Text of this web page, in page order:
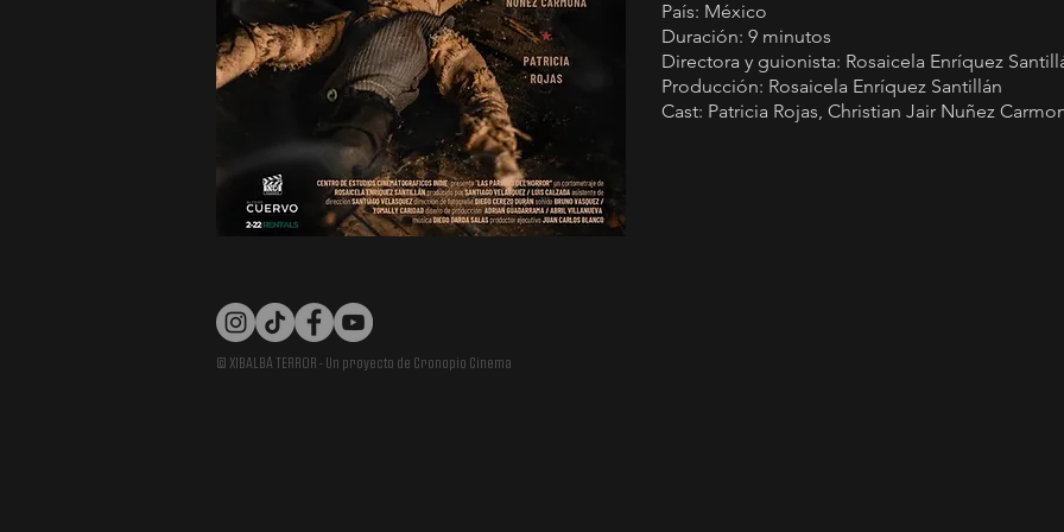
País: México
Duración: 9 minutos
Directora y guionista: Rosaicela Enríquez
Producción: Rosaicela Enríquez Santillán
Cast: Patricia Rojas, Christian Jair Nuñez
© XIBALBÁ TERROR - Un proyecto de Cronopio Cinema